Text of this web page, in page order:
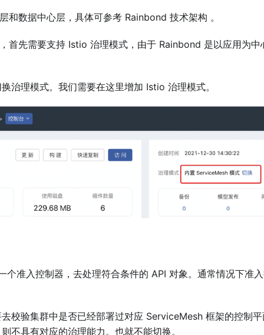
和数据中心层，具体可参考 Rainbond 技术架构 。
首先需要支持 Istio 治理模式，由于 Rainbond 是以应用为
治理模式。我们需要在这里增加 Istio 治理模式。
准入控制器，去处理符合条件的 API 对象。通常情况下准
校验集群中是否已经部署过对应 ServiceMesh 框架的控制
不具有对应的治理能力。也就不能切换。